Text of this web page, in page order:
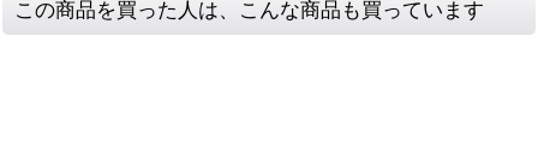
この商品を買った人は、こんな商品も買っています